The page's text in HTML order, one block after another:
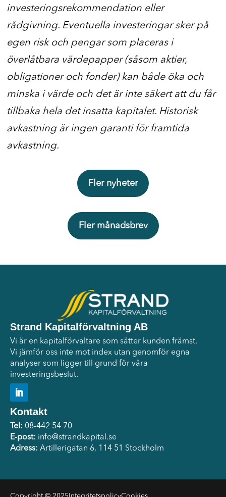
investeringsrekommendation eller
rådgivning. Eventuella investeringar sker på
egen risk och pengar som placeras i
överlåtbara värdepapper (såsom aktier,
obligationer och fonder) kan både öka och
minska i värde och det är inte säkert att du får
tillbaka hela det insatta kapitalet. Historisk
avkastning är ingen garanti för framtida
avkastning.
Fler nyheter
Fler månadsbrev
Strand Kapitalförvaltning AB
Vi är en kapitalförvaltare som sätter kunden främst.
Vi jämför oss inte mot index utan genomför egna
analyser som ligger till grund för våra
investeringsbeslut.
Kontakt
Tel: 08-442 54 70
E-post: info@strandkapital.se
Adress: Artillerigatan 6, 114 51 Stockholm